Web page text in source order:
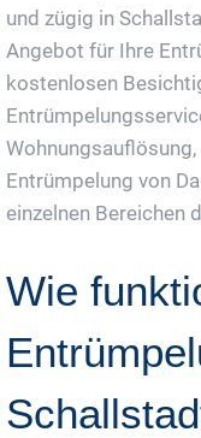
und zügig in
Angebot für Ihre
kostenlosen
Entrümpelung von
einzelnen Bereichen
Wie